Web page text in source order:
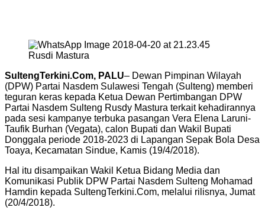
Rusdi Mastura
SultengTerkini.Com, PALU– Dewan Pimpinan Wilayah
(DPW) Partai Nasdem Sulawesi Tengah (Sulteng) memberi
teguran keras kepada Ketua Dewan Pertimbangan DPW
Partai Nasdem Sulteng Rusdy Mastura terkait kehadirannya
pada sesi kampanye terbuka pasangan Vera Elena Laruni-
Taufik Burhan (Vegata), calon Bupati dan Wakil Bupati
Donggala periode 2018-2023 di Lapangan Sepak Bola Desa
Toaya, Kecamatan Sindue, Kamis (19/4/2018).
Hal itu disampaikan Wakil Ketua Bidang Media dan
Komunikasi Publik DPW Partai Nasdem Sulteng Mohamad
Hamdin kepada SultengTerkini.Com, melalui rilisnya, Jumat
(20/4/2018).